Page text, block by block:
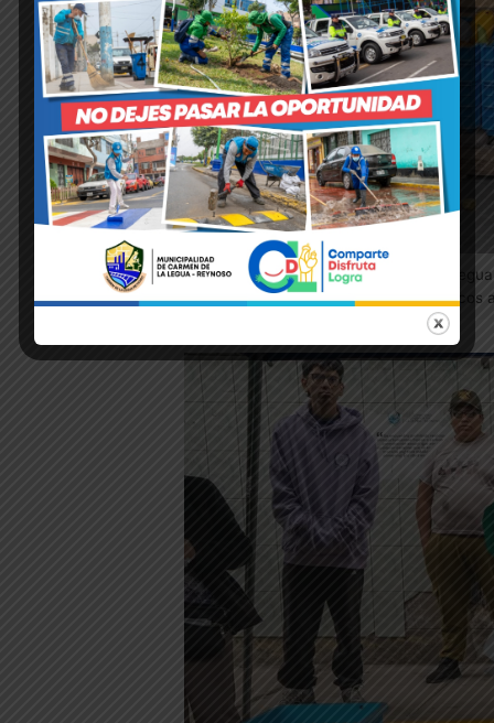
La Municipalidad del Carmen de la
rescate”, entregando productos frescos